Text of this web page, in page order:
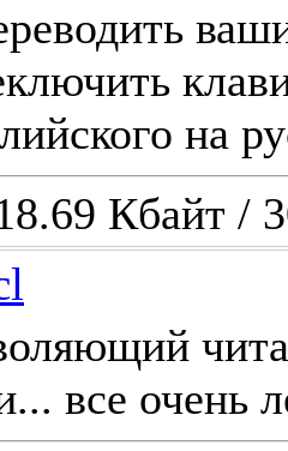
на
Кбайт /
все очень